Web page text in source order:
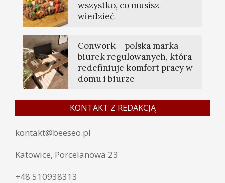
wszystko, co musisz
wiedzieć
Conwork – polska marka
biurek regulowanych, która
redefiniuje komfort pracy w
domu i biurze
KONTAKT Z REDAKCJĄ
kontakt@beeseo.pl
Katowice, Porcelanowa 23
+48 510938313